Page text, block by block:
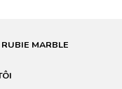
MARBLE